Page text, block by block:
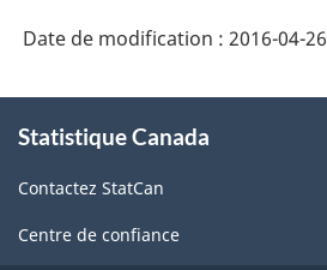
Date de modification : 2016-04-26
propos
ce
site
Statistique Canada
Contactez StatCan
Centre de confiance